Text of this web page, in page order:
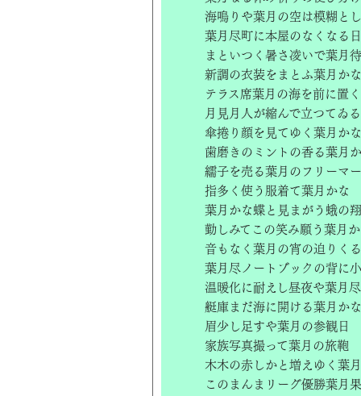
海鳴りや葉月の空は模糊と
葉月尽町に本屋のなくなる日
まといつく暑さ凌いで葉月
新調の衣装をまとふ葉月かな
テラス席葉月の海を前に置く
月見月人が縮んで立つてゐる
傘捲り顔を見てゆく葉月かな
歯磨きのミントの香る葉月
繻子を売る葉月のフリーマ
指多く使う服着て葉月かな
葉月かな蝶と見まがう蛾の
勤しみてこの笑み願う葉月
音もなく葉月の宵の迫りくる
葉月尽ノートブックの背に
温暖化に耐えし昼夜や葉月尽
艇庫まだ海に開ける葉月かな
眉少し足すや葉月の参観日
家族写真撮って葉月の旅鞄
木木の赤しかと増えゆく葉
このまんまリーグ優勝葉月